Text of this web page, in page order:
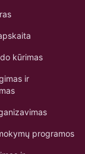
ir
ir